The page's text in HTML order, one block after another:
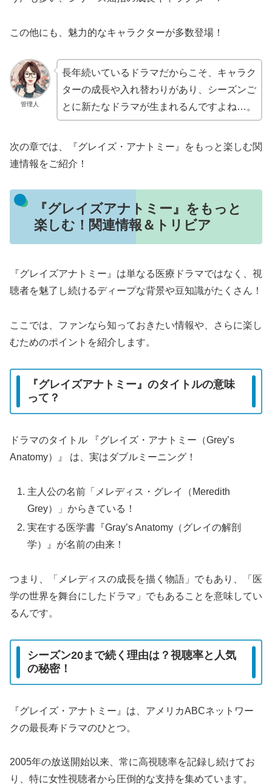
この他にも、魅力的なキャラクターが多数登場！
管理人
長年続いているドラマだからこそ、キャラク
ターの成長や入れ替わりがあり、シーズンご
とに新たなドラマが生まれるんですよね…。
次の章では、『グレイズ・アナトミー』をもっと楽しむ関
連情報をご紹介！
『グレイズアナトミー』をもっと
楽しむ！関連情報＆トリビア
『グレイズアナトミー』は単なる医療ドラマではなく、視
聴者を魅了し続けるディープな背景や豆知識がたくさん！
ここでは、ファンなら知っておきたい情報や、さらに楽し
むためのポイントを紹介します。
『グレイズアナトミー』のタイトルの意味
って？
ドラマのタイトル 『グレイズ・アナトミー（Grey’s
Anatomy）』 は、実はダブルミーニング！
主人公の名前「メレディス・グレイ（Meredith
Grey）」からきている！
実在する医学書『Gray’s Anatomy（グレイの解剖
学）』が名前の由来！
つまり、「メレディスの成長を描く物語」でもあり、「医
学の世界を舞台にしたドラマ」でもあることを意味してい
るんです。
シーズン20まで続く理由は？視聴率と人気
の秘密！
『グレイズ・アナトミー』は、アメリカABCネットワー
クの最長寿ドラマのひとつ。
2005年の放送開始以来、常に高視聴率を記録し続けてお
り、特に女性視聴者から圧倒的な支持を集めています。